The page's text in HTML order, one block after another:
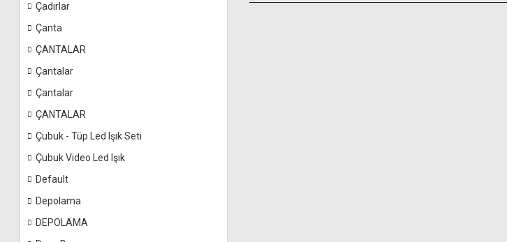
Çadırlar
Çanta
ÇANTALAR
Çantalar
Çantalar
ÇANTALAR
Çubuk - Tüp Led Işık Seti
Çubuk Video Led Işık
Default
Depolama
DEPOLAMA